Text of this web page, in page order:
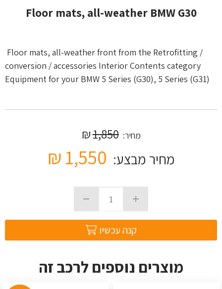
Floor mats, all-weather BMW G30
Floor mats, all-weather front from the Retrofitting /
conversion / accessories Interior Contents category
Equipment for your BMW 5 Series (G30), 5 Series (G31)
מחיר: 1,850
₪
מחיר מבצע: 1,550
₪
קנה עכשיו
מוצרים נוספים לרכב זה